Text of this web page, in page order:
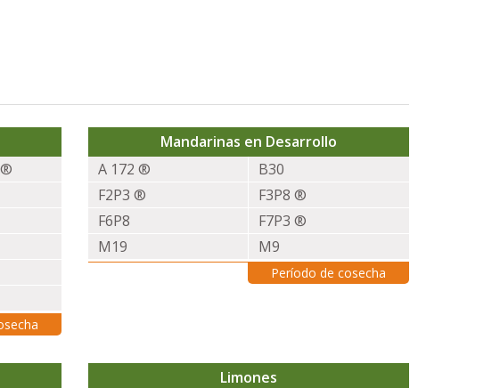
Mandarinas en Desarrollo
A 172 ®
B30
F2P3 ®
F3P8 ®
F6P8
F7P3 ®
M19
M9
Período de cosecha
Limones